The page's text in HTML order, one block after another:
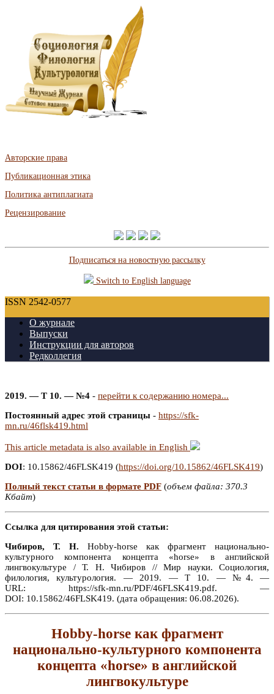
Авторские права
Публикационная этика
Политика антиплагиата
Рецензирование
Подписаться на новостную рассылку
Switch to English language
ISSN 2542-0577
О журнале
Выпуски
Инструкции для авторов
Редколлегия
2019. — Т 10. — №4 - перейти к содержанию номера...
Постоянный адрес этой страницы - https://sfk-
mn.ru/46flsk419.html
This article metadata is also available in English
DOI: 10.15862/46FLSK419 (https://doi.org/10.15862/46FLSK419)
Полный текст статьи в формате PDF (объем файла: 370.3
Кбайт)
Ссылка для цитирования этой статьи:
Чибиров, Т. Н. Hobby-horse как фрагмент национально-
культурного компонента концепта «horse» в английской
лингвокультуре / Т. Н. Чибиров // Мир науки. Социология,
филология, культурология. — 2019. — Т 10. — №4. —
URL: https://sfk-mn.ru/PDF/46FLSK419.pdf. —
DOI: 10.15862/46FLSK419. (дата обращения: 06.08.2026).
Hobby-horse как фрагмент
национально-культурного компонента
концепта «horse» в английской
лингвокультуре